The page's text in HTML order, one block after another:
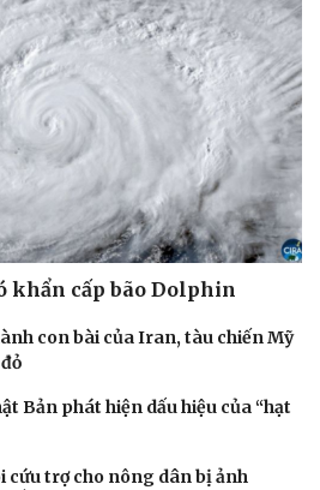
khẩn cấp bão Dolphin
con bài của Iran, tàu chiến Mỹ
Bản phát hiện dấu hiệu của “hạt
cứu trợ cho nông dân bị ảnh